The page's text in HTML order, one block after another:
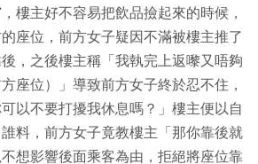
樓主好不容易把飲品撿起來的時候，
座位，前方女子疑因不滿被樓主推了
，之後樓主稱「我執完上返嚟又唔夠
座位）」導致前方女子終於忍不住，
以不要打擾我休息嗎？」樓主便以自
料，前方女子竟教樓主「那你靠後就
想影響後面乘客為由，拒絕將座位靠